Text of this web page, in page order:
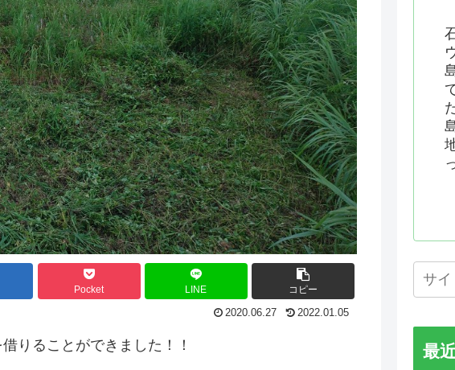
Pocket LINE コピー
2020.06.27 2022.01.05
りることができました！！ 最